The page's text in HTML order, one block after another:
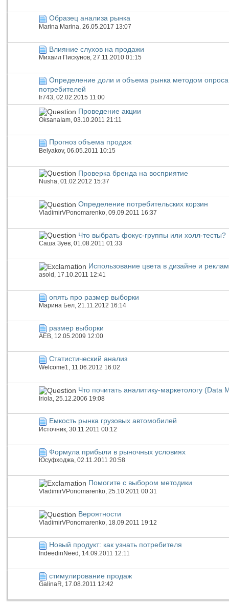
Образец анализа рынка
Marina Marina , 26.05.2017 13:07
Влияние слухов на продажи
Михаил Пискунов, 27.11.2010 01:15
Определение доли и объема рынка методом
потребителей
fr743 , 02.02.2015 11:00
Проведение акции
OksanaIam , 03.10.2011 21:11
Прогноз объема продаж
Belyakov, 06.05.2011 10:15
Проверка бренда на восприятие
Nusha, 01.02.2012 15:37
Определение потребительских корзин
VladimirVPonomarenko, 09.09.2011 16:37
Что выбрать фокус-группы или холл-тесты?
Саша Зуев, 01.08.2011 01:33
Использование цвета в дизайне и
asold, 17.10.2011 12:41
опять про размер выборки
Марина Бел, 21.11.2012 16:14
размер выборки
АЕВ, 12.05.2009 12:00
Статистический анализ
Welcome1 , 11.06.2012 16:02
Что почитать аналитику-маркетологу (Data
Iriola , 25.12.2006 19:08
Емкость рынка грузовых автомобилей
Источник , 30.11.2011 00:12
Формула прибыли в рыночных условиях
Юсуфходжа, 02.11.2011 20:58
Помогите с выбором методики
VladimirVPonomarenko, 25.10.2011 00:31
Вероятности
VladimirVPonomarenko , 18.09.2011 19:12
Новый продукт: как узнать потребителя
IndeedinNeed , 14.09.2011 12:11
стимулирование продаж
GalinaR, 17.08.2011 12:42